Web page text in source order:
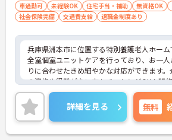
車通勤可 未経験OK 住宅手当・補助 無資格OK
社会保険完備
交通費支給 退職金制度あり
兵庫県洲本市に位置する特別養護老人ホーム
全室個室ユニットケアを行っており、お一人
りに合わせたきめ細やかな対応ができます。
の資格や経験がない方もチャレンジOK！研
あり、基礎からしっかりと学べます。扶養手
宅手当など福利厚生も整っており安心して長
めいただけます。ご興味のある方には、面接
イントなど、さらに詳細をお話しいたします
気軽にご相談ください！
詳細を見る 無料